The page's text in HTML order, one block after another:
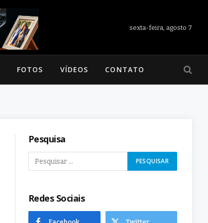
sexta-feira, agosto 7
FOTOS VÍDEOS CONTATO
Pesquisa
Redes Sociais